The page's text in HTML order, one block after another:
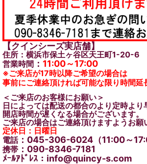
【クインシーズ実店舗】
住所：横浜市保土ヶ谷区天王町1-20-6
営業時間 ： 11:00～17:00
※ご来店が17時以降ご希望の場合は
事前にご連絡頂ければ可能な限り時間延
＜ご来店のお客様にお願い＞
日によっては配送の都合のより定時より
開店時間が遅くなる場合がございます。
ご来店の場合はご連絡頂けますようお願
定休日：日曜日
電話：045-306-6024（11:00～
携帯 ：090-8346-7181
ﾒｰﾙｱﾄﾞﾚｽ：info@quincy-s.com